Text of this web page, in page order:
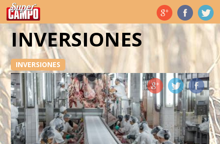
Temas de hoy
INVERSIONES
INVERSIONES